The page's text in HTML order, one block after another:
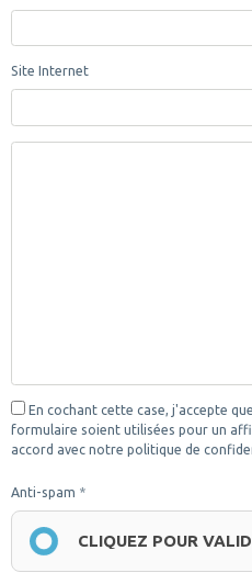
Site Internet
En cochant cette case, j'accepte
formulaire soient utilisées pour un
accord avec notre politique de
Anti-spam
CLIQUEZ POUR